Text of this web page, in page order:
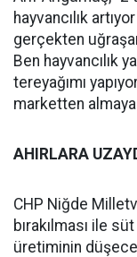
hayvancılık
gerçekten
Ben hayvancılık
tereyağımı
marketten almaya
AHIRLARA
CHP Niğde
bırakılması ile
üretiminin